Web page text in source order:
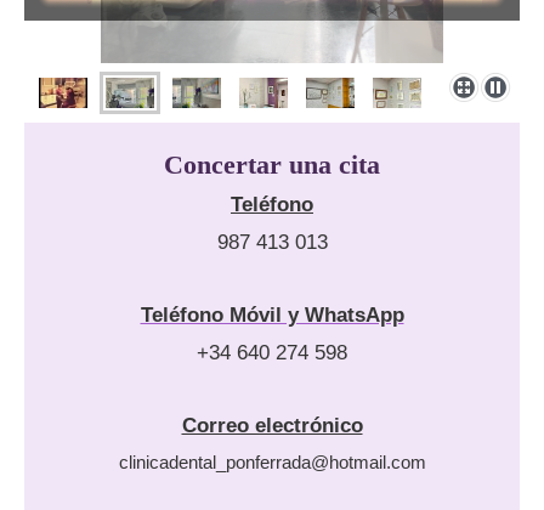
Concertar una cita
Teléfono
987 413 013
Teléfono Móvil y WhatsApp
+34 640 274 598
Correo electrónico
clinicadental_ponferrada@hotmail.com